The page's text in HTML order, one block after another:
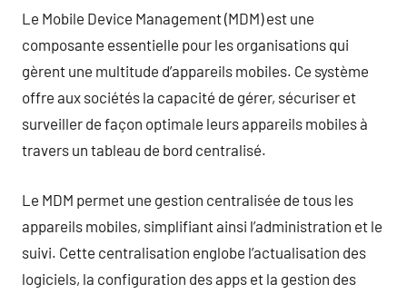
Le Mobile Device Management (MDM) est une
composante essentielle pour les organisations qui
gèrent une multitude d’appareils mobiles. Ce système
offre aux sociétés la capacité de gérer, sécuriser et
surveiller de façon optimale leurs appareils mobiles à
travers un tableau de bord centralisé.
Le MDM permet une gestion centralisée de tous les
appareils mobiles, simplifiant ainsi l’administration et le
suivi. Cette centralisation englobe l’actualisation des
logiciels, la configuration des apps et la gestion des